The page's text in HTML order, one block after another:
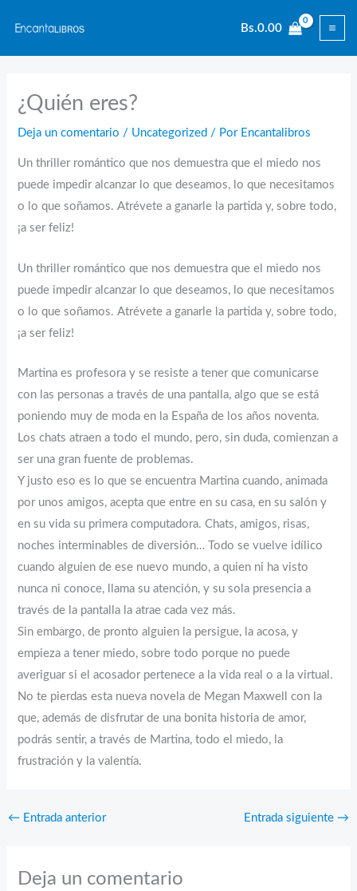
contenido
Bs.0.00
¿Quién eres?
Deja un comentario / Uncategorized / Por Encantalibros
Un thriller romántico que nos demuestra que el miedo nos
puede impedir alcanzar lo que deseamos, lo que necesitamos
o lo que soñamos. Atrévete a ganarle la partida y, sobre todo,
¡a ser feliz!
Un thriller romántico que nos demuestra que el miedo nos
puede impedir alcanzar lo que deseamos, lo que necesitamos
o lo que soñamos. Atrévete a ganarle la partida y, sobre todo,
¡a ser feliz!
Martina es profesora y se resiste a tener que comunicarse
con las personas a través de una pantalla, algo que se está
poniendo muy de moda en la España de los años noventa.
Los chats atraen a todo el mundo, pero, sin duda, comienzan a
ser una gran fuente de problemas.
Y justo eso es lo que se encuentra Martina cuando, animada
por unos amigos, acepta que entre en su casa, en su salón y
en su vida su primera computadora. Chats, amigos, risas,
noches interminables de diversión… Todo se vuelve idílico
cuando alguien de ese nuevo mundo, a quien ni ha visto
nunca ni conoce, llama su atención, y su sola presencia a
través de la pantalla la atrae cada vez más.
Sin embargo, de pronto alguien la persigue, la acosa, y
empieza a tener miedo, sobre todo porque no puede
averiguar si el acosador pertenece a la vida real o a la virtual.
No te pierdas esta nueva novela de Megan Maxwell con la
que, además de disfrutar de una bonita historia de amor,
podrás sentir, a través de Martina, todo el miedo, la
frustración y la valentía.
← Entrada anterior Entrada siguiente →
Deja un comentario